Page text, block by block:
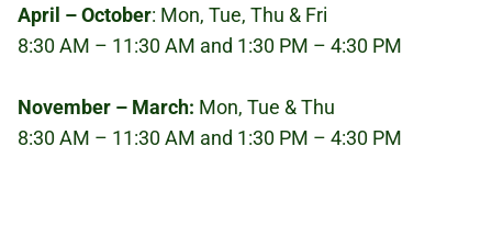
April – October: Mon, Tue, Thu & Fri
8:30 AM – 11:30 AM and 1:30 PM – 4:30 PM
November – March: Mon, Tue & Thu
8:30 AM – 11:30 AM and 1:30 PM – 4:30 PM